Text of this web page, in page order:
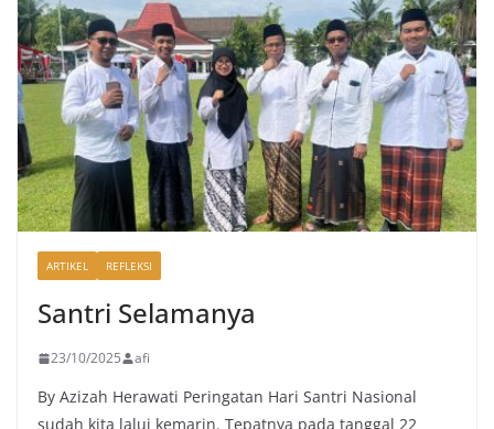
ARTIKEL REFLEKSI
Santri Selamanya
23/10/2025 afi
By Azizah Herawati Peringatan Hari Santri Nasional
sudah kita lalui kemarin. Tepatnya pada tanggal 22